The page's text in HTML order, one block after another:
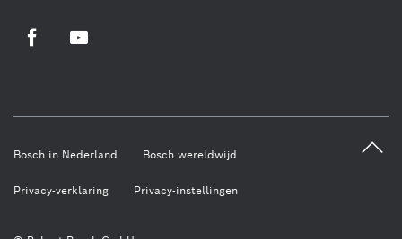
Bosch in Nederland Bosch wereldwijd
Privacy-verklaring Privacy-instellingen